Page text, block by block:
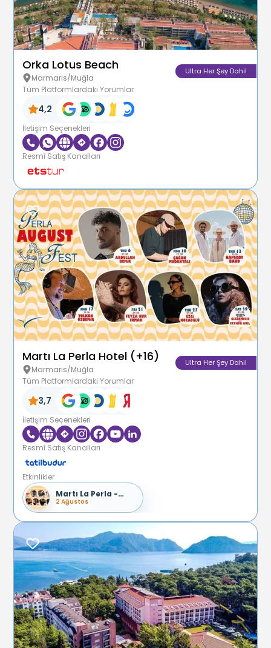
Orka Lotus Beach
Marmaris/Muğla
Ultra Her Şey Dahil
Tüm Platformlardaki Yorumlar
4,2
İletişim Seçenekleri
Resmî Satış Kanalları
Martı La Perla Hotel (+16)
Marmaris/Muğla
Ultra Her Şey Dahil
Tüm Platformlardaki Yorumlar
3,7
İletişim Seçenekleri
Resmî Satış Kanalları
Etkinlikler
Martı La Perla -
Ağustos Konserleri
2 Ağustos